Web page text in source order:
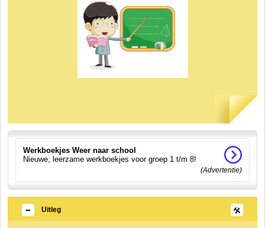
Werkboekjes Weer naar school
Nieuwe, leerzame werkboekjes voor groep 1 t/m 8!
(Advertentie)
Uitleg